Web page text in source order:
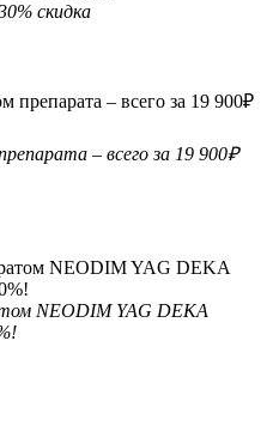
скидка
– всего за 19 900₽
NEODIM YAG DEKA